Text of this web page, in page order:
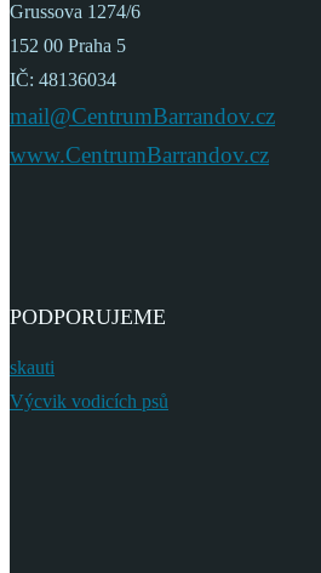
Grussova 1274/6
152 00 Praha 5
IČ: 48136034
mail@CentrumBarrandov.cz
www.CentrumBarrandov.cz
PODPORUJEME
skauti
Výcvik vodicích psů